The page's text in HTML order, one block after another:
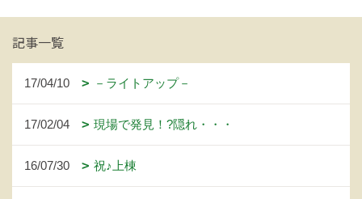
記事一覧
17/04/10 －ライトアップ－
17/02/04 現場で発見！?隠れ・・・
16/07/30 祝♪上棟